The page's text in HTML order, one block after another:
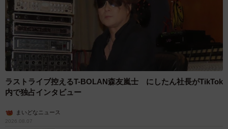
ラストライブ控えるT-BOLAN森友嵐士 にしたん社長がTikTok
内で独占インタビュー
まいどなニュース
2026.08.07